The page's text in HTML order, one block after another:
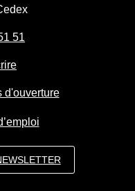
51
d'ouverture